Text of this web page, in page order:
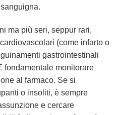
ma più seri, seppur rari,
(come infarto o
gastrointestinali
fondamentale monitorare
al farmaco. Se si
o insoliti, è sempre
e cercare